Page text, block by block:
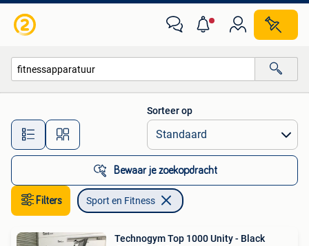
Alle afstanden…
Sorteer op
Bewaar je zoekopdracht
Filters Sport en Fitness
Technogym Top 1000 Unity - Black